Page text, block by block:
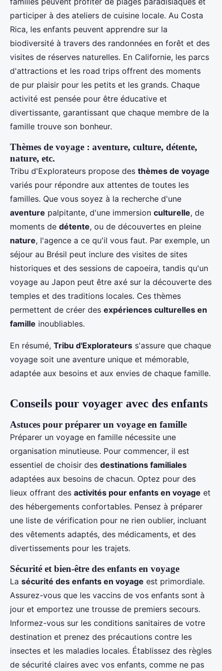
participer à des ateliers de cuisine locale. Au Costa
Rica, les enfants peuvent apprendre sur la
biodiversité à travers des randonnées en forêt et des
visites de réserves naturelles. En Californie, les parcs
d'attractions et les road trips offrent des moments
de pur plaisir pour les petits et les grands. Chaque
activité est pensée pour être éducative et
divertissante, garantissant que chaque membre de la
famille trouve son bonheur.
Thèmes de voyage : aventure, culture, détente,
nature, etc.
Tribu d'Explorateurs propose des thèmes de voyage
variés pour répondre aux attentes de toutes les
familles. Que vous soyez à la recherche d'une
aventure palpitante, d'une immersion culturelle, de
moments de détente, ou de découvertes en pleine
nature, l'agence a ce qu'il vous faut. Par exemple, un
séjour au Brésil peut inclure des visites de sites
historiques et des sessions de capoeira, tandis qu'un
voyage au Japon peut être axé sur la découverte des
temples et des traditions locales. Ces thèmes
permettent de créer des expériences culturelles en
famille inoubliables.
En résumé, Tribu d'Explorateurs s'assure que chaque
voyage soit une aventure unique et mémorable,
adaptée aux besoins et aux envies de chaque famille.
Conseils pour voyager avec des enfants
Astuces pour préparer un voyage en famille
Préparer un voyage en famille nécessite une
organisation minutieuse. Pour commencer, il est
essentiel de choisir des destinations familiales
adaptées aux besoins de chacun. Optez pour des
lieux offrant des activités pour enfants en voyage et
des hébergements confortables. Pensez à préparer
une liste de vérification pour ne rien oublier, incluant
des vêtements adaptés, des médicaments, et des
divertissements pour les trajets.
Sécurité et bien-être des enfants en voyage
La sécurité des enfants en voyage est primordiale.
Assurez-vous que les vaccins de vos enfants sont à
jour et emportez une trousse de premiers secours.
Informez-vous sur les conditions sanitaires de votre
destination et prenez des précautions contre les
insectes et les maladies locales. Établissez des règles
de sécurité claires avec vos enfants, comme ne pas